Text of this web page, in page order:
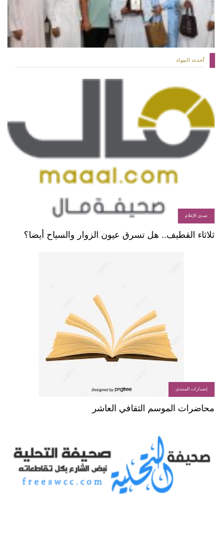
أحدث المواد
صدى الإعلام
ثلاثاء القطيف.. هل تسرق عيون الزوار والسياح أيضا؟
إصدارات المنتدى
محاضرات الموسم الثقافي العاشر